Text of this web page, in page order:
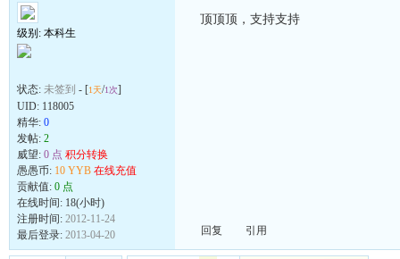
级别: 本科生
状态: 未签到 - [1天/1次]
UID: 118005
精华: 0
发帖: 2
威望: 0 点 积分转换
愚愚币: 10 YYB 在线充值
贡献值: 0 点
在线时间: 18(小时)
注册时间: 2012-11-24
最后登录: 2013-04-20
顶顶顶，支持支持
回复 引用